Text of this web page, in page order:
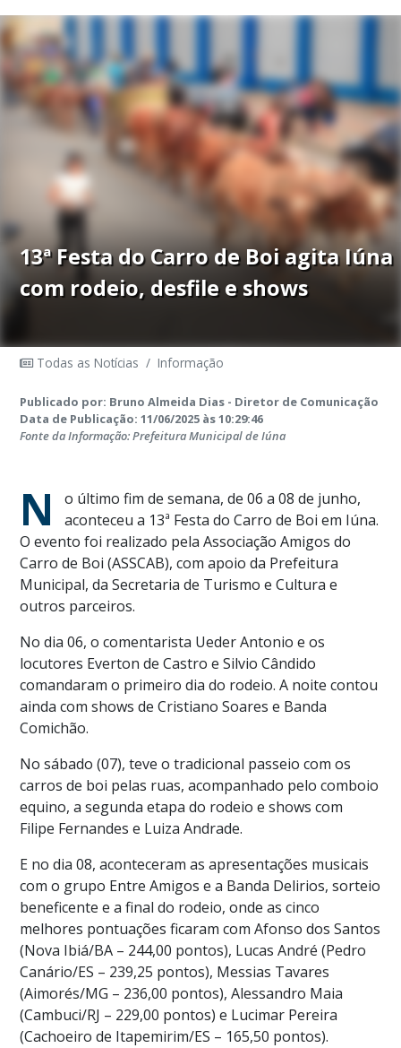
13ª Festa do Carro de Boi agita Iúna
com rodeio, desfile e shows
Todas as Notícias / Informação
Publicado por: Bruno Almeida Dias - Diretor de Comunicação
Data de Publicação: 11/06/2025 às 10:29:46
Fonte da Informação: Prefeitura Municipal de Iúna
N
o último fim de semana, de 06 a 08 de junho,
aconteceu a 13ª Festa do Carro de Boi em Iúna.
O evento foi realizado pela Associação Amigos do
Carro de Boi (ASSCAB), com apoio da Prefeitura
Municipal, da Secretaria de Turismo e Cultura e
outros parceiros.
No dia 06, o comentarista Ueder Antonio e os
locutores Everton de Castro e Silvio Cândido
comandaram o primeiro dia do rodeio. A noite contou
ainda com shows de Cristiano Soares e Banda
Comichão.
No sábado (07), teve o tradicional passeio com os
carros de boi pelas ruas, acompanhado pelo comboio
equino, a segunda etapa do rodeio e shows com
Filipe Fernandes e Luiza Andrade.
E no dia 08, aconteceram as apresentações musicais
com o grupo Entre Amigos e a Banda Delirios, sorteio
beneficente e a final do rodeio, onde as cinco
melhores pontuações ficaram com Afonso dos Santos
(Nova Ibiá/BA – 244,00 pontos), Lucas André (Pedro
Canário/ES – 239,25 pontos), Messias Tavares
(Aimorés/MG – 236,00 pontos), Alessandro Maia
(Cambuci/RJ – 229,00 pontos) e Lucimar Pereira
(Cachoeiro de Itapemirim/ES – 165,50 pontos).